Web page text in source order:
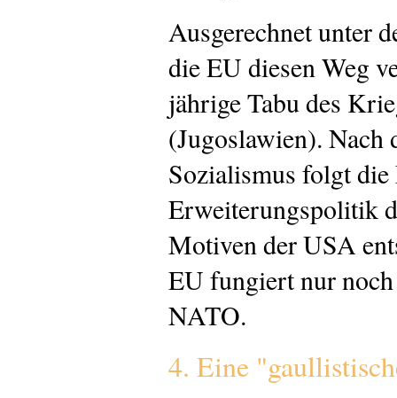
Ausgerechnet unter
die EU diesen Weg
jährige Tabu des
(Jugoslawien). Nach
Sozialismus folgt
Erweiterungspolitik
Motiven der USA
EU fungiert nur
NATO.
4. Eine